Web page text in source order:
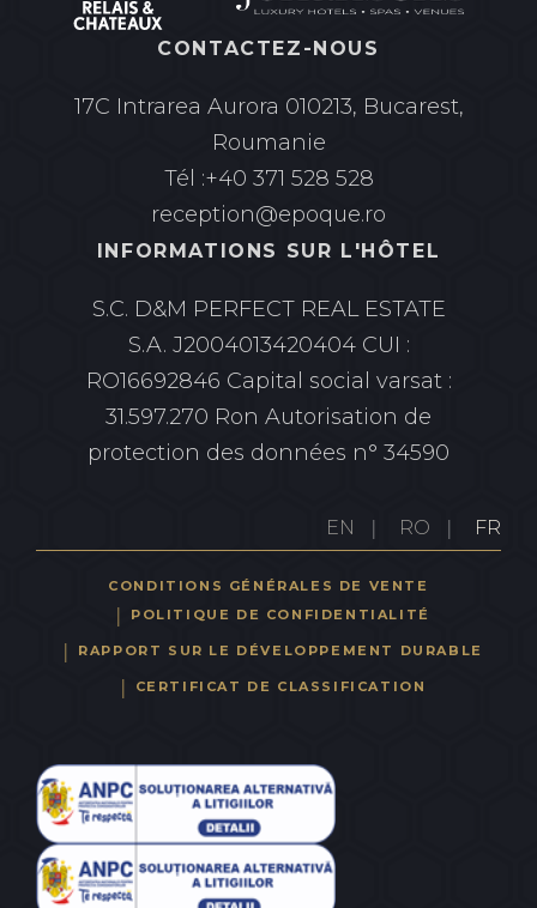
CONTACTEZ-NOUS
17C Intrarea Aurora 010213, Bucarest,
Roumanie
Tél :+40 371 528 528
reception@epoque.ro
INFORMATIONS SUR L'HÔTEL
S.C. D&M PERFECT REAL ESTATE
S.A. J2004013420404 CUI :
RO16692846 Capital social varsat :
31.597.270 Ron Autorisation de
protection des données n° 34590
EN RO FR
CONDITIONS GÉNÉRALES DE VENTE
POLITIQUE DE CONFIDENTIALITÉ
RAPPORT SUR LE DÉVELOPPEMENT DURABLE
CERTIFICAT DE CLASSIFICATION